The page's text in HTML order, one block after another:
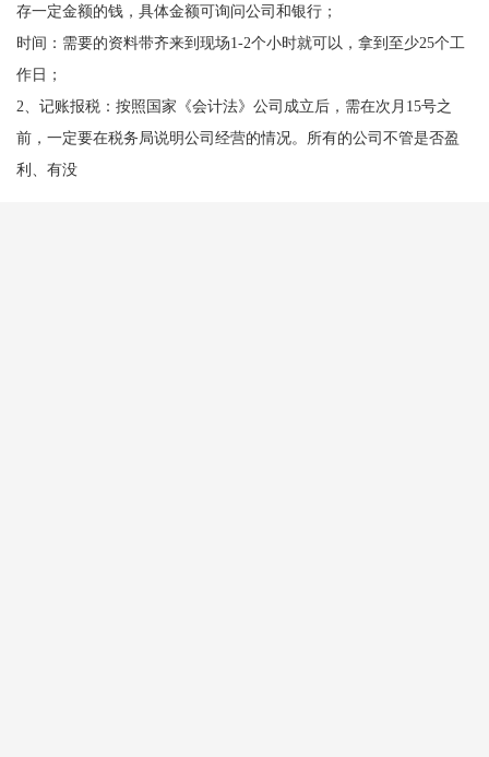
存一定金额的钱，具体金额可询问公司和银行；
时间：需要的资料带齐来到现场1-2个小时就可以，拿到至少25个工
作日；
2、记账报税：按照国家《会计法》公司成立后，需在次月15号之
前，一定要在税务局说明公司经营的情况。所有的公司不管是否盈
利、有没